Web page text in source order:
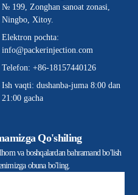
№ 199, Zonghan sanoat zonasi,
Ningbo, Xitoy.
Elektron pochta:
info@packerinjection.com
Telefon: +86-18157440126
Ish vaqti: dushanba-juma 8:00 dan
21:00 gacha
Qo'shiling
va boshqalardan bahramand bo'lish
obuna bo'ling.